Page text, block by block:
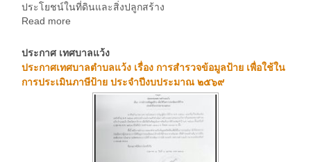
ประโยชน์ในที่ดินและสิ่งปลูกสร้าง
Read more
ประกาศ เทศบาลแว้ง
ประกาศเทศบาลตำบลแว้ง เรื่อง การสำรวจข้อมูลป้าย เพื่อใช้ใน
การประเมินภาษีป้าย ประจำปีงบประมาณ ๒๕๖๙